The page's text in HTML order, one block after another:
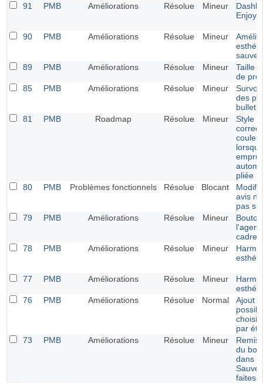
91
PMB Améliorations Résolue Mineur
Enjoy
90 PMB Améliorations Résolue Mineur
89
PMB Améliorations Résolue Mineur
Taille
de
85
PMB Améliorations Résolue Mineur
Survol
des
81
PMB Roadmap Résolue Mineur
Style
pliée
80
PMB Problèmes fonctionnels Résolue Blocant
avis
pas
79
PMB Améliorations Résolue Mineur
cadres
78
PMB Améliorations Résolue Mineur
77 PMB Améliorations Résolue Mineur
76
PMB Améliorations Résolue Normal
Ajout
choisir
par
73
PMB Améliorations Résolue Mineur
du
dans
faites